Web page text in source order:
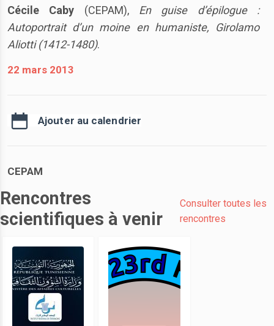
Cécile Caby (CEPAM), En guise d’épilogue :
Autoportrait d’un moine en humaniste, Girolamo
Aliotti (1412-1480).
22 mars 2013
Ajouter au calendrier
CEPAM
Rencontres
scientifiques à venir
Consulter toutes les
rencontres